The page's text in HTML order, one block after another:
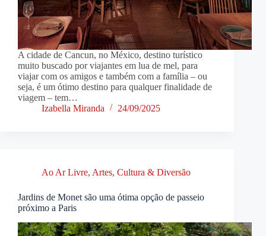
A cidade de Cancun, no México, destino turístico
muito buscado por viajantes em lua de mel, para
viajar com os amigos e também com a família – ou
seja, é um ótimo destino para qualquer finalidade de
viagem – tem…
Izabella Miranda
24/09/2025
Ao Ar Livre, Artes, Cultura & Diversão
Jardins de Monet são uma ótima opção de passeio
próximo a Paris